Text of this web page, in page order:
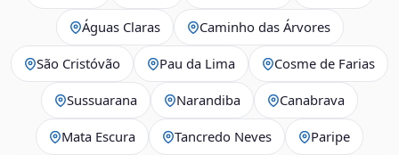
Águas Claras Caminho das Árvores
São Cristóvão Pau da Lima Cosme de Farias
Sussuarana Narandiba Canabrava
Mata Escura Tancredo Neves Paripe